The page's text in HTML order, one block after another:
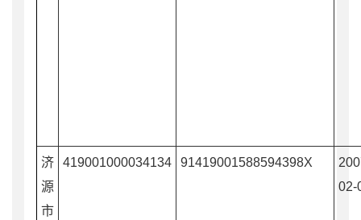
济
源
市
419001000034134 91419001588594398X
02-